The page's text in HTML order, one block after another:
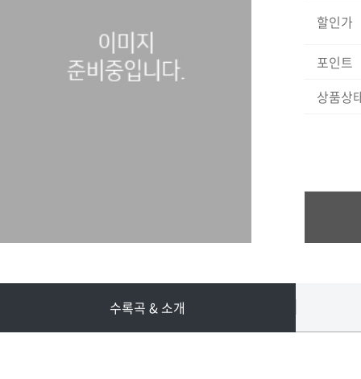
할인가
포인트
상품상
수록곡 & 소개